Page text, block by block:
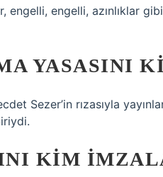
engelli, engelli, azınlıklar
YASASINI
Sezer’in rızasıyla
KIM